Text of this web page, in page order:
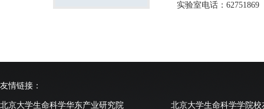
实验室电话：62751869
友情链接：
北京大学生命科学华东产业研究院 北京大学生命科学学院校